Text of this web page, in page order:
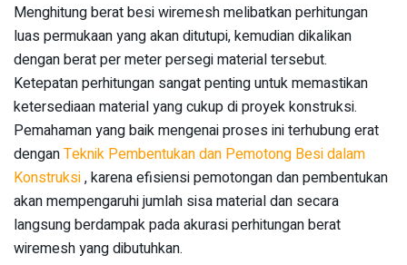
Menghitung berat besi wiremesh melibatkan perhitungan
luas permukaan yang akan ditutupi, kemudian dikalikan
dengan berat per meter persegi material tersebut.
Ketepatan perhitungan sangat penting untuk memastikan
ketersediaan material yang cukup di proyek konstruksi.
Pemahaman yang baik mengenai proses ini terhubung erat
denganTeknik Pembentukan dan Pemotong Besi dalam
Konstruksi, karena efisiensi pemotongan dan pembentukan
akan mempengaruhi jumlah sisa material dan secara
langsung berdampak pada akurasi perhitungan berat
wiremesh yang dibutuhkan.